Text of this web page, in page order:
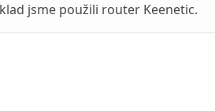
jsme použili router Keenetic.